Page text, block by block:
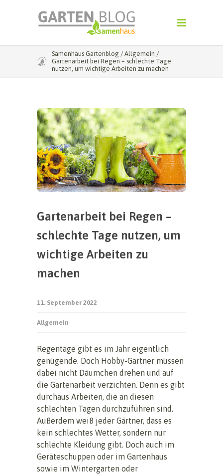
Samenhaus Gartenblog / Allgemein /
Gartenarbeit bei Regen – schlechte Tage
nutzen, um wichtige Arbeiten zu machen
Gartenarbeit bei Regen –
schlechte Tage nutzen, um
wichtige Arbeiten zu
machen
11. September 2022
Allgemein
Regentage gibt es im Jahr eigentlich
genügende. Doch Hobby-Gärtner müssen
dabei nicht Däumchen drehen und auf
die Gartenarbeit verzichten. Denn es gibt
durchaus Arbeiten, die an diesen
schlechten Tagen durchzuführen sind.
Außerdem weiß jeder Gärtner, dass es
kein schlechtes Wetter, sondern nur
schlechte Kleidung gibt. Doch auch im
Geräteschuppen oder im Gartenhaus
sowie im Wintergarten oder